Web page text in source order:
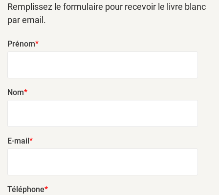
Remplissez le formulaire pour recevoir le livre blanc
par email.
Prénom*
Nom*
E-mail*
Téléphone*